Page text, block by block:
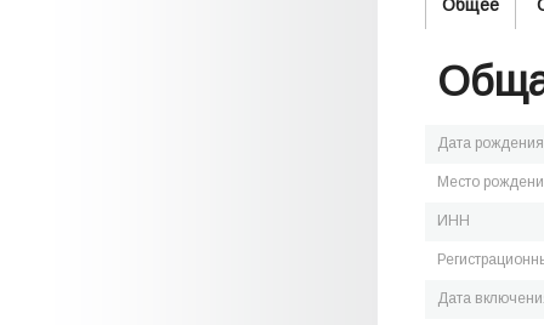
Общее
Дата рождения
Место
ИНН
Дата